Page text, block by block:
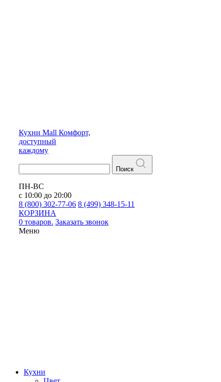
Кухни Mall Комфорт,
доступный
каждому
Поиск
ПН-ВС
с 10:00 до 20:00
8 (800) 302-77-06 8 (499) 348-15-11
КОРЗИНА
0 товаров. Заказать звонок
Меню
Кухни